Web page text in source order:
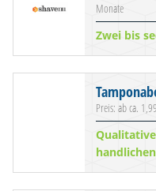
Monate
Zwei bis
Preis: ab ca.